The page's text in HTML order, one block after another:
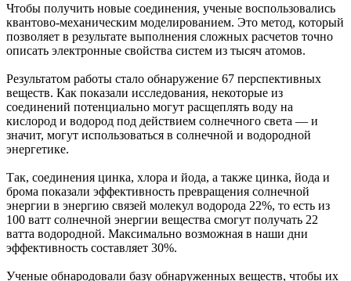
Чтобы получить новые соединения, ученые воспользовались
квантово-механическим моделированием. Это метод, который
позволяет в результате выполнения сложных расчетов точно
описать электронные свойства систем из тысяч атомов.
Результатом работы стало обнаружение 67 перспективных
веществ. Как показали исследования, некоторые из
соединений потенциально могут расщеплять воду на
кислород и водород под действием солнечного света — и
значит, могут использоваться в солнечной и водородной
энергетике.
Так, соединения цинка, хлора и йода, а также цинка, йода и
брома показали эффективность превращения солнечной
энергии в энергию связей молекул водорода 22%, то есть из
100 ватт солнечной энергии вещества смогут получать 22
ватта водородной. Максимально возможная в наши дни
эффективность составляет 30%.
Ученые обнародовали базу обнаруженных веществ, чтобы их